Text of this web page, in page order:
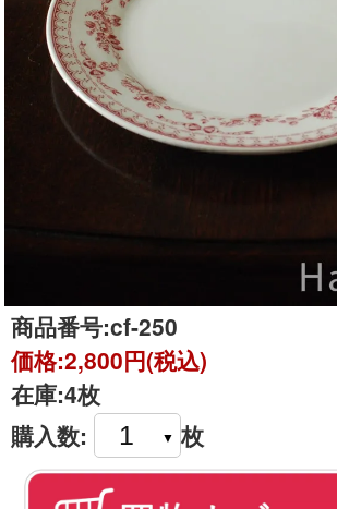
商品番号:cf-250
価格:2,800円(税込)
在庫:4枚
購入数:
枚